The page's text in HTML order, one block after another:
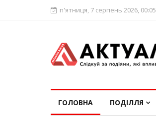
п'ятниця, 7 серпень 2026, 00:05
ГОЛОВНА ПОДІЛЛЯ